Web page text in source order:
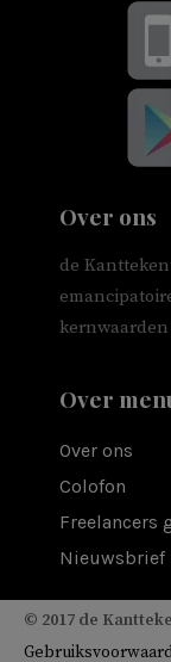
Over ons
de
Over
Over ons
Colofon
Freelancers
Nieuwsbrief
© 2017 de